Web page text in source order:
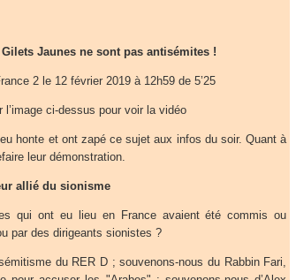
Jaunes ne sont pas antisémites !
2 le 12 février 2019 à 12h59 de 5’25
l’image ci-dessus pour voir la vidéo
honte et ont zapé ce sujet aux infos du soir. Quant à
leur démonstration.
allié du sionisme
qui ont eu lieu en France avaient été commis ou
par des dirigeants sionistes ?
du RER D ; souvenons-nous du Rabbin Fari,